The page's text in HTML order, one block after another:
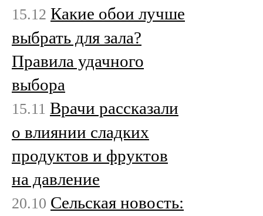
15.12 Какие обои лучше
выбрать для зала?
Правила удачного
выбора
15.11 Врачи рассказали
о влиянии сладких
продуктов и фруктов
на давление
20.10 Сельская новость: